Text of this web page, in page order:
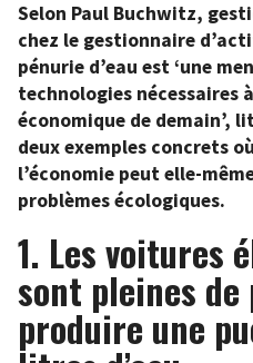
Selon Paul Buchwitz,
chez le gestionnaire
pénurie d’eau est ‘une
technologies nécessaires
économique de demain’,
deux exemples concrets
l’économie peut elle-
problèmes écologiques.
1. Les voitures
sont pleines de
produire une